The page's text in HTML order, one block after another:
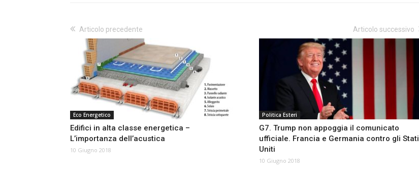
Articolo precedente
Eco Energetico
Edifici in alta classe energetica –
L’importanza dell’acustica
10 Giugno 2018
Articolo successivo
Politica Esteri
G7. Trump non appoggia il comunicato
ufficiale. Francia e Germania contro gli Stati
Uniti
10 Giugno 2018